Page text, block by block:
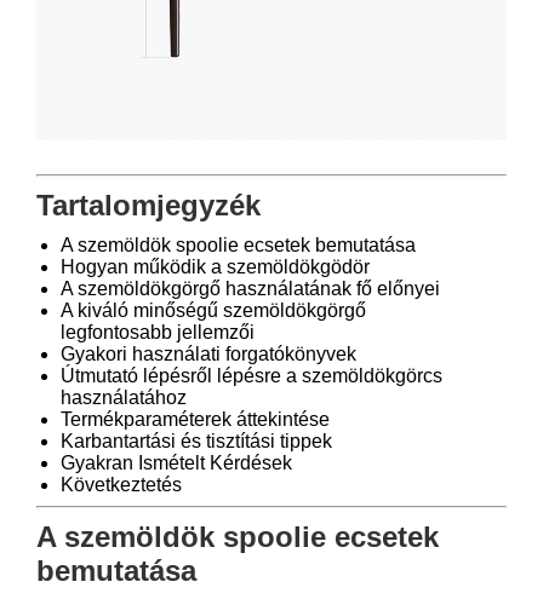
Tartalomjegyzék
A szemöldök spoolie ecsetek bemutatása
Hogyan működik a szemöldökgödör
A szemöldökgörgő használatának fő előnyei
A kiváló minőségű szemöldökgörgő
legfontosabb jellemzői
Gyakori használati forgatókönyvek
Útmutató lépésről lépésre a szemöldökgörcs
használatához
Termékparaméterek áttekintése
Karbantartási és tisztítási tippek
Gyakran Ismételt Kérdések
Következtetés
A szemöldök spoolie ecsetek
bemutatása